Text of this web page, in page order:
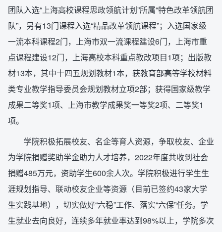
团队入选“上海高校课程思政领航计划”所属“特色改革领航团
队”，另有13门课程入选“精品改革领航课程”；入选国家级
一流本科课程2门，上海市双一流课程建设6门，上海市重
点课程建设12门，上海高校本科重点教改项目1项；出版教
材13本，其中十四五规划教材1本，获教育部高等学校材料
类专业教学指导委员会规划教材立项2部；获得国家级教学
成果二等奖1项、上海市教学成果奖一等奖2项、二等奖1
项。
学院积极拓展校友、名企等育人资源，争取校友、企业
为学院捐赠奖助学金助力人才培养，2022年度共收到社会
捐赠485万元，资助学生600余人次。学院积极进行学生生
涯规划指导、联动校友企业等资源（目前已签约43家大学
生实践基地），切实做好“六稳”工作、落实“六保”任务。学
生就业去向良好，连续多年就业率达到98%以上，学院多次